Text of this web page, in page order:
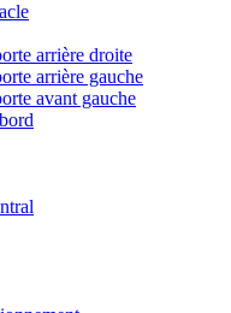
arrière droite
arrière gauche
avant gauche